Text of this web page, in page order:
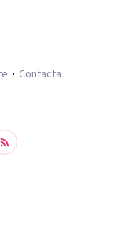
Contacta